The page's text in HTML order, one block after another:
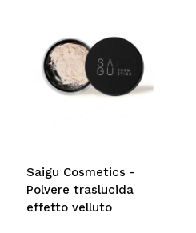
Saigu Cosmetics -
Polvere traslucida
effetto velluto